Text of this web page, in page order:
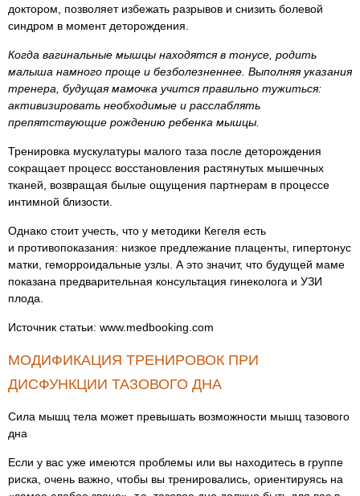
доктором, позволяет избежать разрывов и снизить болевой
синдром в момент деторождения.
Когда вагинальные мышцы находятся в тонусе, родить
малыша намного проще и безболезненнее. Выполняя указания
тренера, будущая мамочка учится правильно тужиться:
активизировать необходимые и расслаблять
препятствующие рождению ребенка мышцы.
Тренировка мускулатуры малого таза после деторождения
сокращает процесс восстановления растянутых мышечных
тканей, возвращая былые ощущения партнерам в процессе
интимной близости.
Однако стоит учесть, что у методики Кегеля есть
и противопоказания: низкое предлежание плаценты, гипертонус
матки, геморроидальные узлы. А это значит, что будущей маме
показана предварительная консультация гинеколога и УЗИ
плода.
Источник статьи: www.medbooking.com
МОДИФИКАЦИЯ ТРЕНИРОВОК ПРИ
ДИСФУНКЦИИ ТАЗОВОГО ДНА
Сила мышц тела может превышать возможности мышц тазового
дна
Если у вас уже имеются проблемы или вы находитесь в группе
риска, очень важно, чтобы вы тренировались, ориентируясь на